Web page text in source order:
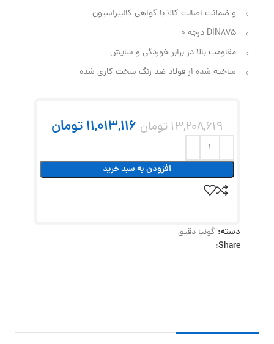
و ضمانت اصالت کالا با گواهی کالیبراسیون
DIN875 درجه 0
مقاومت بالا در برابر خوردگی و سایش
ساخته شده از فولاد ضد زنگ سخت کاری شده
13,208,619تومان 11,013,116 تومان
افزودن به سبد خرید
دسته: گونیا دقیق
Share: